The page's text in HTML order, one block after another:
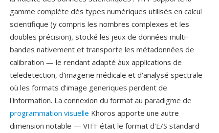
gamme complète dès types numériques utilisés en calcul
scientifique (y compris les nombres complexes et les
doubles précision), stocké les jeux de données multi-
bandes nativement et transporte les métadonnées de
calibration — le rendant adapté àux applications de
teledetection, d'imagerie médicale et d'analysé spectrale
où les formats d'image generiques perdent de
l'information. La connexion du format au paradigme de
programmation visuelle Khoros apporte une autre
dimension notable — VIFF était le format d'E/S standard